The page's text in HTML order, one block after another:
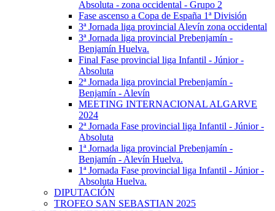
Absoluta - zona occidental - Grupo 2
Fase ascenso a Copa de España 1ª División
3ª Jornada liga provincial Alevín zona occidental
3ª Jornada liga provincial Prebenjamín -
Benjamín Huelva.
Final Fase provincial liga Infantil - Júnior -
Absoluta
2ª Jornada liga provincial Prebenjamín -
Benjamín - Alevín
MEETING INTERNACIONAL ALGARVE
2024
2ª Jornada Fase provincial liga Infantil - Júnior -
Absoluta
1ª Jornada liga provincial Prebenjamín -
Benjamín - Alevín Huelva.
1ª Jornada Fase provincial liga Infantil - Júnior -
Absoluta Huelva.
DIPUTACIÓN
TROFEO SAN SEBASTIAN 2025